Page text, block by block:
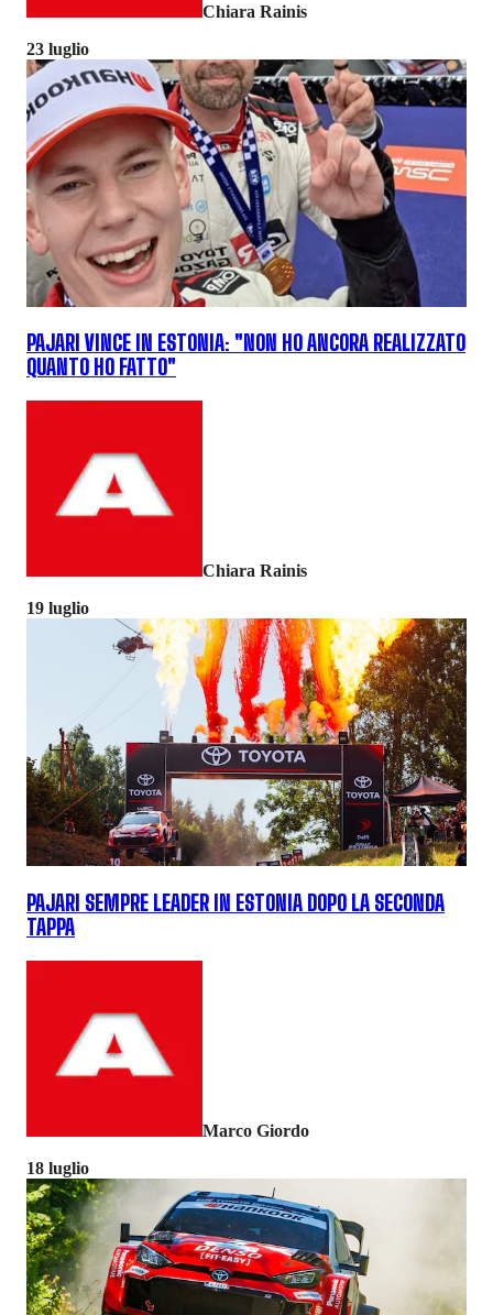
Chiara Rainis
23 luglio
PAJARI VINCE IN ESTONIA: "NON HO ANCORA REALIZZATO
QUANTO HO FATTO"
Chiara Rainis
19 luglio
PAJARI SEMPRE LEADER IN ESTONIA DOPO LA SECONDA
TAPPA
Marco Giordo
18 luglio